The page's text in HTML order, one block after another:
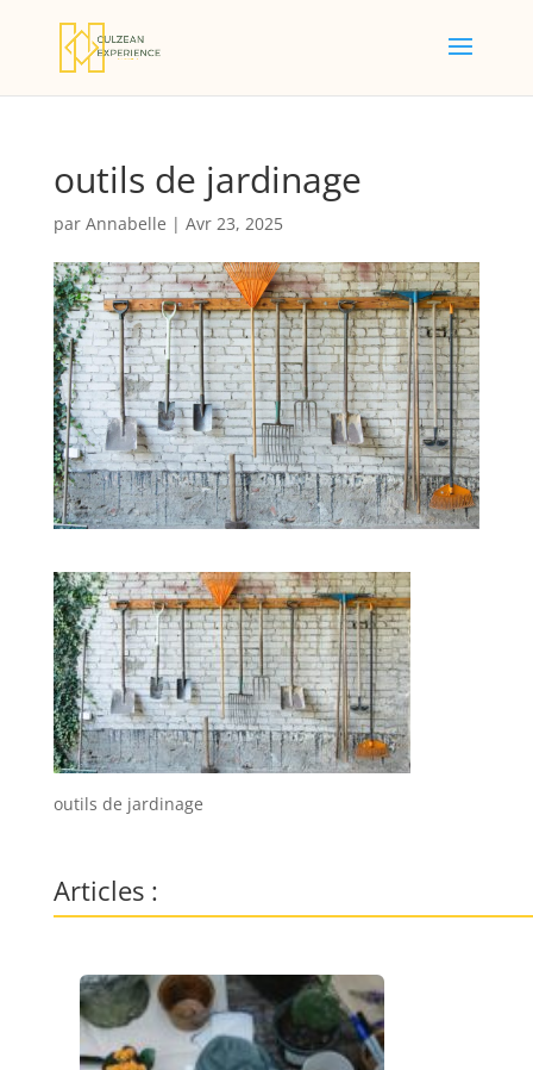
outils de jardinage
par Annabelle | Avr 23, 2025
outils de jardinage
Articles :